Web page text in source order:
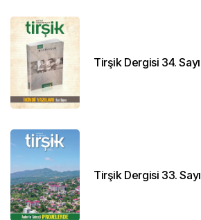
Tirşik Dergisi 34. Sayı
Tirşik Dergisi 33. Sayı